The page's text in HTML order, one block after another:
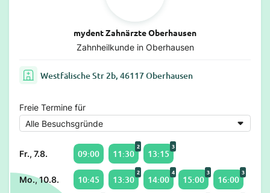
mydent Zahnärzte Oberhausen
Zahnheilkunde in Oberhausen
Westfälische Str 2b, 46117 Oberhausen
Freie Termine für
Fr., 7.8. 09:00 11:30
2
13:15
3
Mo., 10.8. 10:45 13:30
2
14:00
4
15:00
3
16:00
3